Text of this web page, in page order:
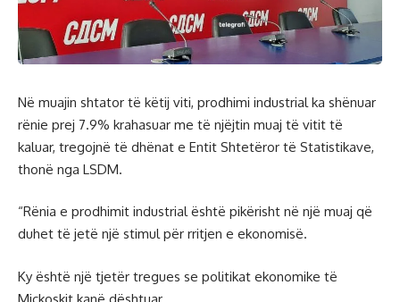
Në muajin shtator të këtij viti, prodhimi industrial ka shënuar
rënie prej 7.9% krahasuar me të njëjtin muaj të vitit të
kaluar, tregojnë të dhënat e Entit Shtetëror të Statistikave,
thonë nga LSDM.
“Rënia e prodhimit industrial është pikërisht në një muaj që
duhet të jetë një stimul për rritjen e ekonomisë.
Ky është një tjetër tregues se politikat ekonomike të
Mickoskit kanë dështuar.